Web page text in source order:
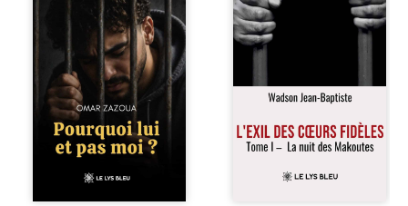
par les mauvais
choix, la chute et
l’épreuve de
l’enfermement.
Mais il dévoile
également les
espoirs qui lui ont
permis de ne pas
renoncer. Au-delà
d’une histoire
témoignage
traversent les
années. » Haïti,
sous la dictature
des Duvalier. La
peur s’étend
jusque dans les
villages les plus
reculés. À Bainet,
Jean-Joël Joli
mène une
avec sa famille.